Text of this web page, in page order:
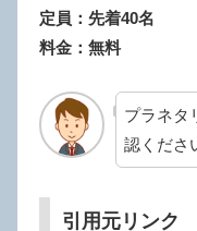
定員：先着40名
料金：無料
プラネタ
認くださ
引用元リンク